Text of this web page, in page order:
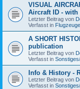
VISUAL
Aircraft ID - with
Letzter Beitrag von
Verfasst in
A SHORT
publication
Letzter Beitrag von
Verfasst in
Info & History -
Letzter Beitrag von
Verfasst in